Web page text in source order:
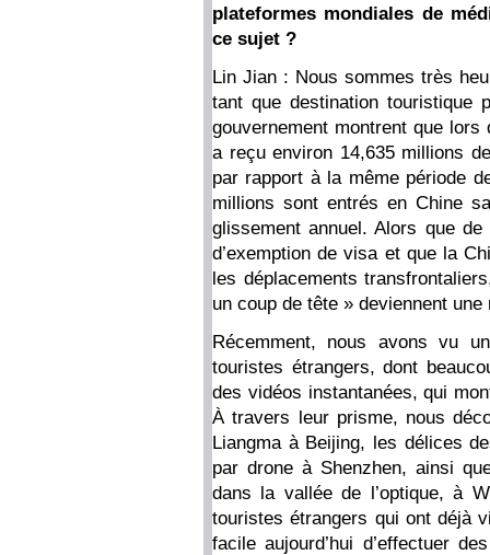
plateformes mondiales de
ce sujet ?
Lin Jian : Nous sommes très
tant que destination touristique
gouvernement montrent que
a reçu environ 14,635 millions
par rapport à la même période
millions sont entrés en Chine
glissement annuel. Alors que
d’exemption de visa et que la
les déplacements
un coup de tête » deviennent
Récemment, nous avons vu
touristes étrangers, dont
des vidéos instantanées, qui
À travers leur prisme, nous
Liangma à Beijing, les délices
par drone à Shenzhen, ainsi
dans la vallée de l’optique, à
touristes étrangers qui ont déjà
facile aujourd’hui d’effectuer